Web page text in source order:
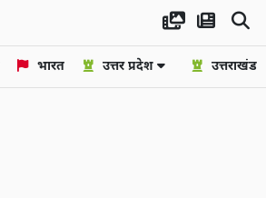
भारत उत्तर प्रदेश उत्तराखंड